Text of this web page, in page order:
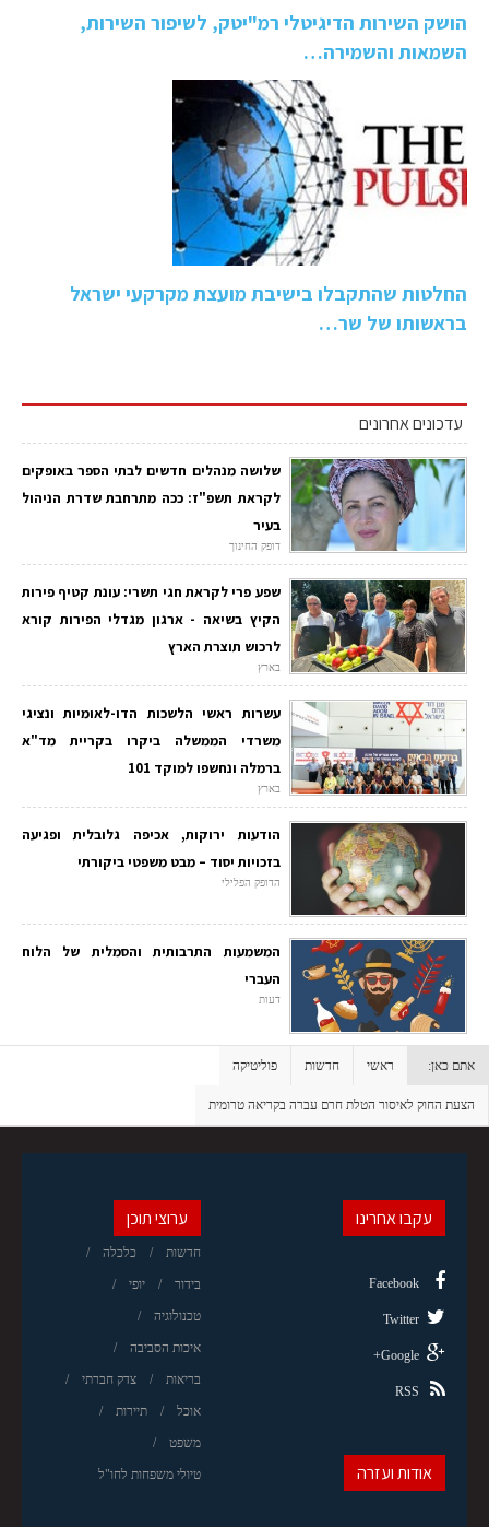
הושק השירות הדיגיטלי רמ"יטק, לשיפור השירות,
השמאות והשמירה…
החלטות שהתקבלו בישיבת מועצת מקרקעי ישראל
בראשותו של שר…
עדכונים אחרונים
שלושה מנהלים חדשים לבתי הספר באופקים
לקראת תשפ"ז: ככה מתרחבת שדרת הניהול
בעיר
דופק החינוך
שפע פרי לקראת חגי תשרי: עונת קטיף פירות
הקיץ בשיאה - ארגון מגדלי הפירות קורא
לרכוש תוצרת הארץ
בארץ
עשרות ראשי הלשכות הדו-לאומיות ונציגי
משרדי הממשלה ביקרו בקריית מד"א
ברמלה ונחשפו למוקד 101
בארץ
הודעות ירוקות, אכיפה גלובלית ופגיעה
בזכויות יסוד – מבט משפטי ביקורתי
הדופק הפלילי
המשמעות התרבותית והסמלית של הלוח
העברי
דעות
אתם כאן: ראשי חדשות פוליטיקה
הצעת החוק לאיסור הטלת חרם עברה בקריאה טרומית
ערוצי תוכן
חדשות כלכלה
בידור יופי
טכנולוגיה
איכות הסביבה
בריאות צדק חברתי
אוכל תיירות
משפט
טיולי משפחות לחו"ל
עקבו אחרינו
Facebook
Twitter
Google+
RSS
אודות ועזרה